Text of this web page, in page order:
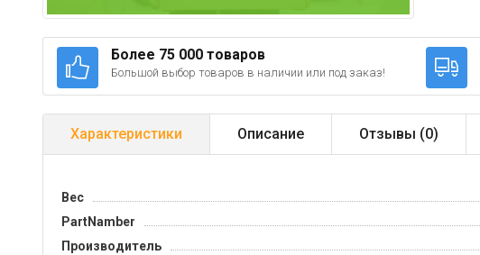
Более 75 000 товаров
Большой выбор товаров в наличии или под заказ!
Характеристики Описание Отзывы (0)
Вес
PartNamber
Производитель